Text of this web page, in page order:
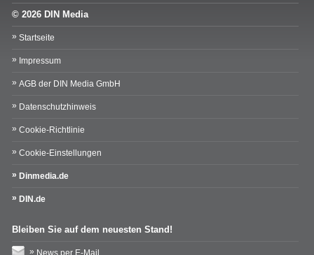
© 2026 DIN Media
Startseite
Impressum
AGB der DIN Media GmbH
Datenschutzhinweis
Cookie-Richtlinie
Cookie-Einstellungen
Dinmedia.de
DIN.de
Bleiben Sie auf dem neuesten Stand!
News per E-Mail